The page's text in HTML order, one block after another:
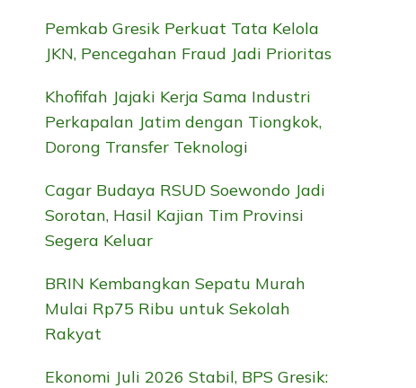
Pemkab Gresik Perkuat Tata Kelola
JKN, Pencegahan Fraud Jadi Prioritas
Khofifah Jajaki Kerja Sama Industri
Perkapalan Jatim dengan Tiongkok,
Dorong Transfer Teknologi
Cagar Budaya RSUD Soewondo Jadi
Sorotan, Hasil Kajian Tim Provinsi
Segera Keluar
BRIN Kembangkan Sepatu Murah
Mulai Rp75 Ribu untuk Sekolah
Rakyat
Ekonomi Juli 2026 Stabil, BPS Gresik: